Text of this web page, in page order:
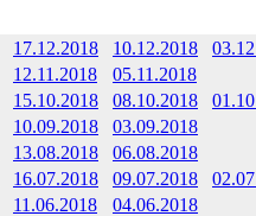
17.12.2018 10.12.2018
12.11.2018
05.11.2018
15.10.2018 08.10.2018
10.09.2018
03.09.2018
13.08.2018
06.08.2018
16.07.2018 09.07.2018
11.06.2018
04.06.2018